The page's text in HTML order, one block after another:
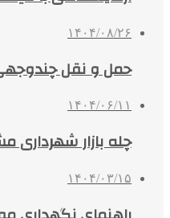
۱۴۰۴/۰۸/۲۶
حمل و نقل
۱۴۰۴/۰۶/۱۱
چله بازار شهرداری مشهد در ۱۴۰۴
۱۴۰۴/۰۳/۱۵